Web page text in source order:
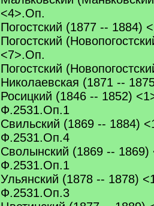
<4>.Оп.
Погостский (1877 -- 1884)
Погостский
<7>.Оп.
Погостский
Николаевская (1871 --
Росицкий (1846 -- 1852)
Ф.2531.Оп.1
Свильский (1869 -- 1884)
Ф.2531.Оп.4
Сволынский (1869 --
Ф.2531.Оп.1
Ульянский (1878 -- 1878)
Ф.2531.Оп.3